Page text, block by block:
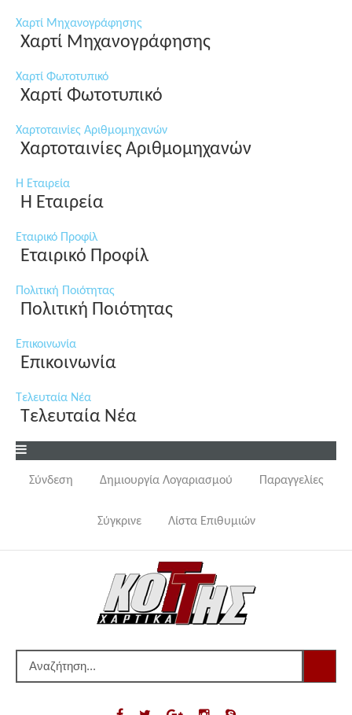
Χαρτί Μηχανογράφησης
Χαρτί Μηχανογράφησης
Χαρτί Φωτοτυπικό
Χαρτί Φωτοτυπικό
Χαρτοταινίες Αριθμομηχανών
Χαρτοταινίες Αριθμομηχανών
Η Εταιρεία
Η Εταιρεία
Εταιρικό Προφίλ
Εταιρικό Προφίλ
Πολιτική Ποιότητας
Πολιτική Ποιότητας
Επικοινωνία
Επικοινωνία
Τελευταία Νέα
Τελευταία Νέα
Σύνδεση Δημιουργία Λογαριασμού Παραγγελίες
Σύγκρινε Λίστα Επιθυμιών